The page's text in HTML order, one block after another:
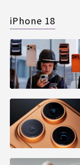
iPhone 18